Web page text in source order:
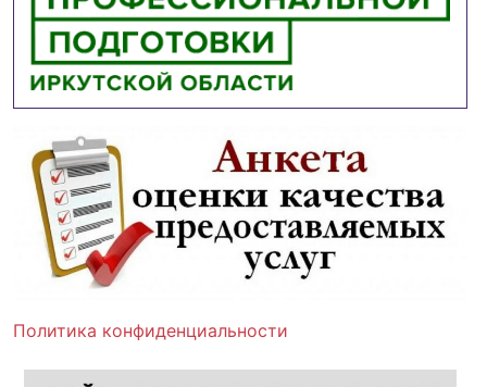
Политика конфиденциальности